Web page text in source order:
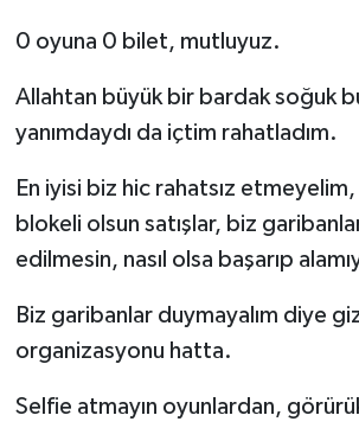
0 oyuna 0 bilet, mutluyuz.
Allahtan büyük bir bardak soğuk
yanımdaydı da içtim rahatladım.
En iyisi biz hic rahatsız
blokeli olsun satışlar, biz
edilmesin, nasıl olsa başarıp
Biz garibanlar duymayalım diye
organizasyonu hatta.
Selfie atmayın oyunlardan,